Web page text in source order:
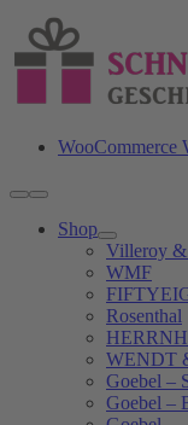
Inhalt
springen
WooCommerce
Toggle
Navigation
Shop
Villeroy
WMF
Rosenthal
WENDT
Goebel –
Goebel –